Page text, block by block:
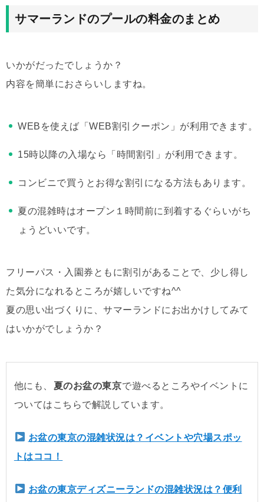
サマーランドのプールの料金のまとめ
いかがだったでしょうか？
内容を簡単におさらいしますね。
WEBを使えば「WEB割引クーポン」が利用できます。
15時以降の入場なら「時間割引」が利用できます。
コンビニで買うとお得な割引になる方法もあります。
夏の混雑時はオープン１時間前に到着するぐらいがち
ょうどいいです。
フリーパス・入園券ともに割引があることで、少し得し
た気分になれるところが嬉しいですね^^
夏の思い出づくりに、サマーランドにお出かけしてみて
はいかがでしょうか？
他にも、 夏のお盆の東京で遊べるところやイベントに
ついてはこちらで解説しています。
お盆の東京の混雑状況は？イベントや穴場スポッ
トはココ！
お盆の東京ディズニーランドの混雑状況は？便利